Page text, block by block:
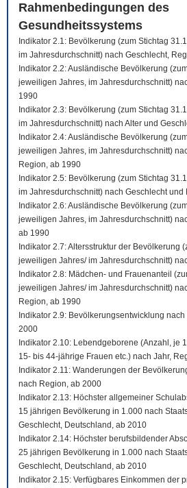
Rahmenbedingungen des
Gesundheitssystems
Indikator 2.1: Bevölkerung (zum Stichtag
im Jahresdurchschnitt) nach Geschlecht,
Indikator 2.2: Ausländische Bevölkerung
jeweiligen Jahres, im Jahresdurchschnitt)
1990
Indikator 2.3: Bevölkerung (zum Stichtag
im Jahresdurchschnitt) nach Alter und
Indikator 2.4: Ausländische Bevölkerung
jeweiligen Jahres, im Jahresdurchschnitt)
Region, ab 1990
Indikator 2.5: Bevölkerung (zum Stichtag
im Jahresdurchschnitt) nach Geschlecht und
Indikator 2.6: Ausländische Bevölkerung
jeweiligen Jahres, im Jahresdurchschnitt)
ab 1990
Indikator 2.7: Altersstruktur der Bevölkerung
jeweiligen Jahres/ im Jahresdurchschnitt)
Indikator 2.8: Mädchen- und Frauenanteil
jeweiligen Jahres/ im Jahresdurchschnitt)
Region, ab 1990
Indikator 2.9: Bevölkerungsentwicklung
2000
Indikator 2.10: Lebendgeborene (Anzahl, je
15- bis 44-jährige Frauen etc.) nach Jahr,
Indikator 2.11: Wanderungen der
nach Region, ab 2000
Indikator 2.13: Höchster allgemeiner
15 jährigen Bevölkerung in 1.000 nach
Geschlecht, Deutschland, ab 2010
Indikator 2.14: Höchster berufsbildender
25 jährigen Bevölkerung in 1.000 nach
Geschlecht, Deutschland, ab 2010
Indikator 2.15: Verfügbares Einkommen der